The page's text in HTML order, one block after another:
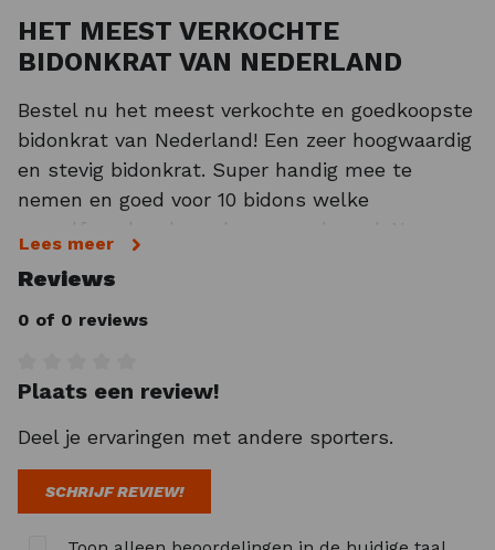
HET MEEST VERKOCHTE
BIDONKRAT VAN NEDERLAND
Bestel nu het meest verkochte en goedkoopste
bidonkrat van Nederland! Een zeer hoogwaardig
en stevig bidonkrat. Super handig mee te
nemen en goed voor 10 bidons welke
vanzelfsprekend worden meegeleverd. Nu van
goedkoop bidonkrat welke voorzien is van Bio
Bidons. De bidons worden op een mooie manier
en hebben een zachte drinktuit. Daarnaast is
sportdrank in je bidon. Dankzij het
doorzichtigevenster weet je ook nog eens
exact hoeveel sportdrank of water in je bidon
Lees meer
Reviews
0 of 0 reviews
Gemiddelde waardering van 0 van 5 sterren
Plaats een review!
Deel je ervaringen met andere sporters.
SCHRIJF REVIEW!